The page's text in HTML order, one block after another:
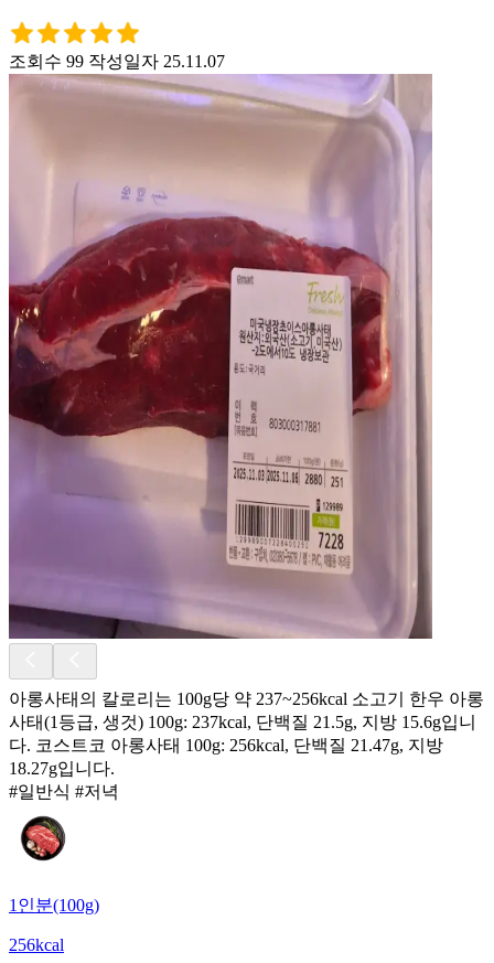
조회수 99 작성일자 25.11.07
아롱사태의 칼로리는 100g당 약 237~256kcal 소고기 한우 아롱
사태(1등급, 생것) 100g: 237kcal, 단백질 21.5g, 지방 15.6g입니
다. 코스트코 아롱사태 100g: 256kcal, 단백질 21.47g, 지방
18.27g입니다.
#일반식 #저녁
1인분(100g)
256kcal